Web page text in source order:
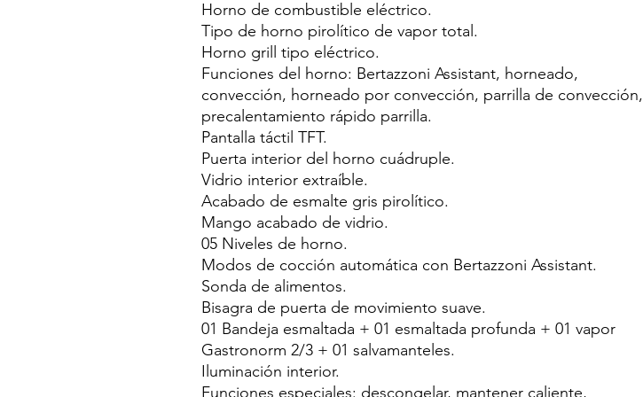
Horno de combustible eléctrico.
Tipo de horno pirolítico de vapor total.
Horno grill tipo eléctrico.
Funciones del horno: Bertazzoni Assistant, horneado,
convección, horneado por convección, parrilla de convección,
precalentamiento rápido parrilla.
Pantalla táctil TFT.
Puerta interior del horno cuádruple.
Vidrio interior extraíble.
Acabado de esmalte gris pirolítico.
Mango acabado de vidrio.
05 Niveles de horno.
Modos de cocción automática con Bertazzoni Assistant.
Sonda de alimentos.
Bisagra de puerta de movimiento suave.
01 Bandeja esmaltada + 01 esmaltada profunda + 01 vapor
Gastronorm 2/3 + 01 salvamanteles.
Iluminación interior.
Funciones especiales: descongelar, mantener caliente,